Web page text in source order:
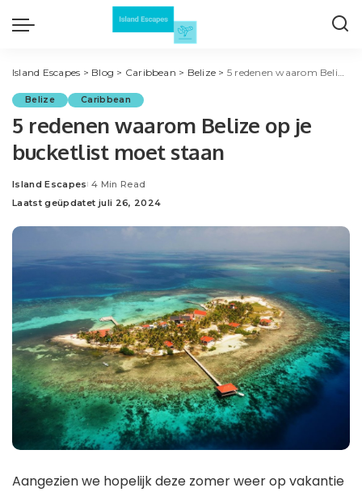
Island Escapes > Blog > Caribbean > Belize > 5 redenen waarom Belize op je bucketlist moet staan
Belize Caribbean
5 redenen waarom Belize op je
bucketlist moet staan
Posted
by
Island Escapes 4 Min Read
Laatst geüpdatet juli 26, 2024
Aangezien we hopelijk deze zomer weer op vakantie